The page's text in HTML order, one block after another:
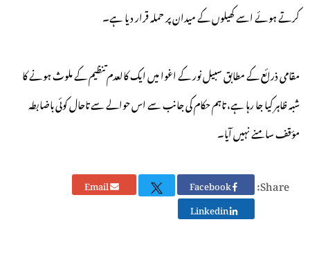
کرتے ہوئے اسے کھیلوں کے میدان پر حملہ قرار دیا ہے۔
مقامی ذرائع کے مطابق سبیل نور کے اغوا میں ایک کالعدم تنظیم کے ملوث ہونے کا
شبہ ظاہر کیا جا رہا ہے، تاہم حکام کی جانب سے اس حوالے سے تاحال کوئی باضابطہ
مؤقف سامنے نہیں آیا۔
Share:
Email
Linkedin